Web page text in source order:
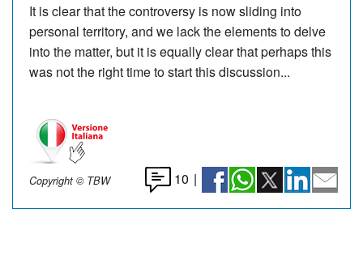
It is clear that the controversy is now sliding into
personal territory, and we lack the elements to delve
into the matter, but it is equally clear that perhaps this
was not the right time to start this discussion...
Copyright © TBW 10 |